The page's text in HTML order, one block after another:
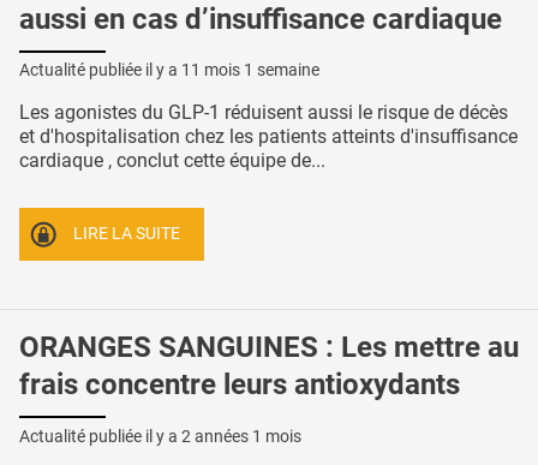
aussi en cas d’insuffisance cardiaque
Actualité publiée il y a 11 mois 1 semaine
Les agonistes du GLP-1 réduisent aussi le risque de décès
et d'hospitalisation chez les patients atteints d'insuffisance
cardiaque , conclut cette équipe de...
LIRE LA SUITE
ORANGES SANGUINES : Les mettre au
frais concentre leurs antioxydants
Actualité publiée il y a 2 années 1 mois